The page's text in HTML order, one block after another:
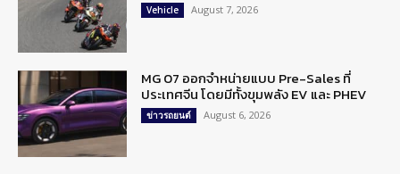
Vehicle August 7, 2026
MG 07 ออกจำหน่ายแบบ Pre-Sales ที่
ประเทศจีน โดยมีทั้งขุมพลัง EV และ PHEV
ข่าวรถยนต์ August 6, 2026